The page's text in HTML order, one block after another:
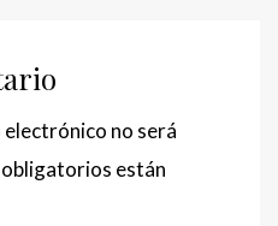
no será
obligatorios están